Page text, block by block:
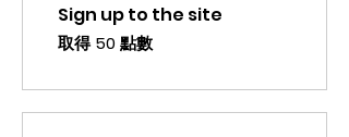
Sign up to the site
取得 50 點數